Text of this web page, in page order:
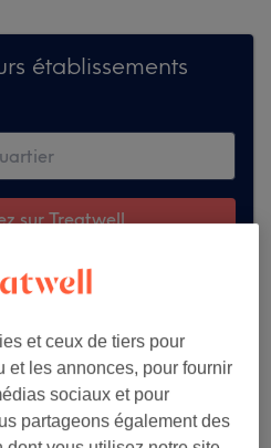
établissements
sur Treatwell
et ceux de tiers pour
et les annonces, pour fournir
sociaux et pour
partageons également des